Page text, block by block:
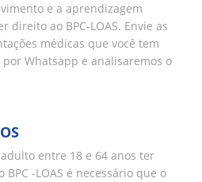
e a aprendizagem
direito ao BPC-LOAS. Envie as
médicas que você tem
por Whatsapp e analisaremos o
entre 18 e 64 anos ter
BPC -LOAS é necessário que o